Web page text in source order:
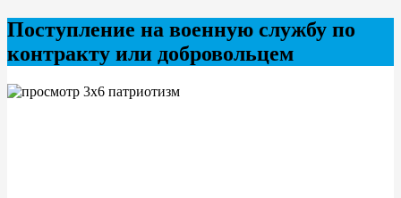
Поступление на военную службу по
контракту или добровольцем